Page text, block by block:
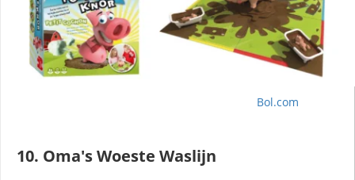
Bol.com
10. Oma's Woeste Waslijn